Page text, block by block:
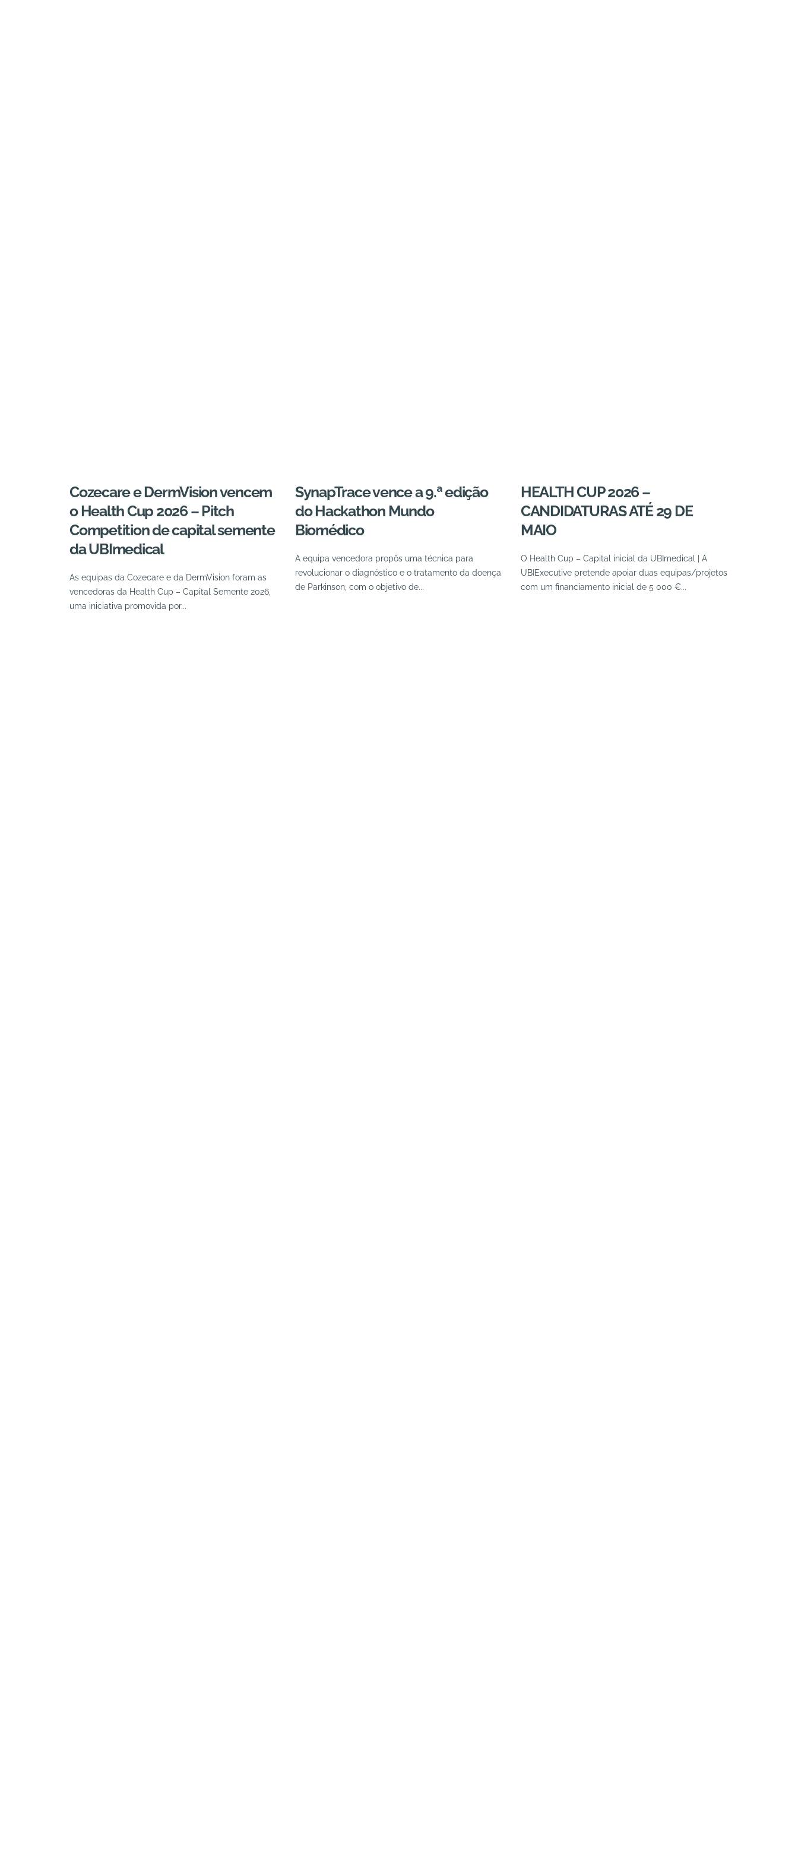
Cozecare e DermVision vencem
o Health Cup 2026 – Pitch
Competition de capital semente
da UBImedical
As equipas da Cozecare e da DermVision foram as
vencedoras da Health Cup – Capital Semente 2026,
uma iniciativa promovida por...
SynapTrace vence a 9.ª edição
do Hackathon Mundo
Biomédico
A equipa vencedora propôs uma técnica para
revolucionar o diagnóstico e o tratamento da doença
de Parkinson, com o objetivo de...
HEALTH CUP 2026 –
CANDIDATURAS ATÉ 29 DE
MAIO
O Health Cup – Capital inicial da UBImedical | A
UBIExecutive pretende apoiar duas equipas/projetos
com um financiamento inicial de 5 000 €...